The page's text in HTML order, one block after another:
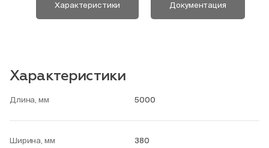
Характеристики Документация
Характеристики
Длина, мм 5000
Ширина, мм 380